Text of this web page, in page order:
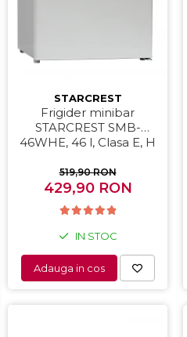
Preparare alimente
Preparare ceai si cafea
Aparate de spumat lapte
Preparare desert
accesori inghetata
STARCREST
Frigider minibar
STARCREST SMB-
46WHE, 46 l, Clasa E, H
519,90 RON
429,90 RON
IN STOC
Adauga in cos